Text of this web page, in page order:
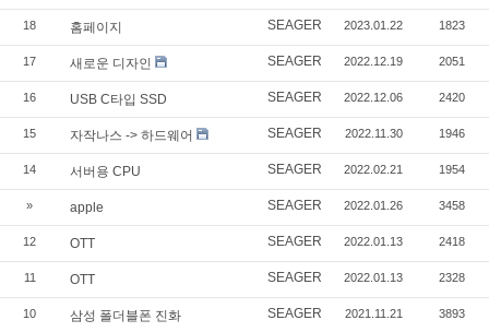
18 홈페이지 SEAGER 2023.01.22 1823
17 새로운 디자인 SEAGER 2022.12.19 2051
16 USB C타입 SSD SEAGER 2022.12.06 2420
15 자작나스 -> 하드웨어 SEAGER 2022.11.30 1946
14 서버용 CPU SEAGER 2022.02.21 1954
» apple SEAGER 2022.01.26 3458
12 OTT SEAGER 2022.01.13 2418
11 OTT SEAGER 2022.01.13 2328
10 삼성 폴더블폰 진화 SEAGER 2021.11.21 3893